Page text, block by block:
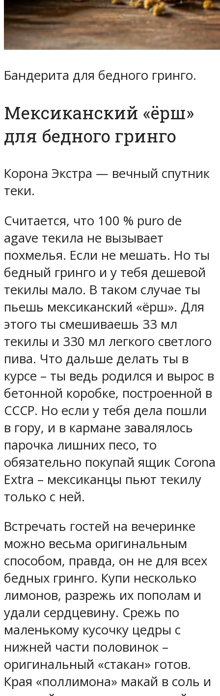
Бандерита для бедного гринго.
Мексиканский «ёрш»
для бедного гринго
Корона Экстра — вечный спутник
теки.
Считается, что 100 % puro de
agave текила не вызывает
похмелья. Если не мешать. Но ты
бедный гринго и у тебя дешевой
текилы мало. В таком случае ты
пьешь мексиканский «ёрш». Для
этого ты смешиваешь 33 мл
текилы и 330 мл легкого светлого
пива. Что дальше делать ты в
курсе – ты ведь родился и вырос в
бетонной коробке, построенной в
СССР. Но если у тебя дела пошли
в гору, и в кармане завалялось
парочка лишних песо, то
обязательно покупай ящик Corona
Extra – мексиканцы пьют текилу
только с ней.
Встречать гостей на вечеринке
можно весьма оригинальным
способом, правда, он не для всех
бедных гринго. Купи несколько
лимонов, разрежь их пополам и
удали сердцевину. Срежь по
маленькому кусочку цедры с
нижней части половинок –
оригинальный «стакан» готов.
Края «поллимона» макай в соль и